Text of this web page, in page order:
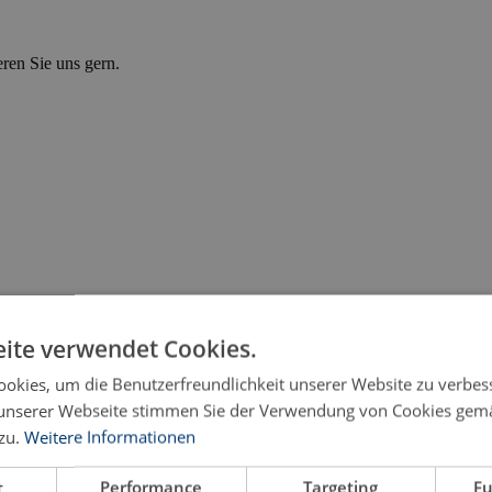
Sie uns gern.
Weiterbildung während einer Umschulung zum
verwendet Cookies.
um die Benutzerfreundlichkeit unserer Website zu
Webseite stimmen Sie der Verwendung von Cookies
Weitere Informationen
Performance Targeting